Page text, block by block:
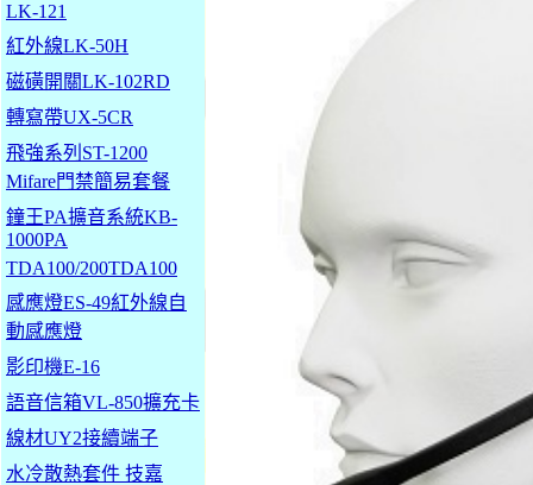
LK-121
紅外線LK-50H
磁磺開關LK-102RD
轉寫帶UX-5CR
飛強系列ST-1200
Mifare門禁簡易套餐
鐘王PA擴音系統KB-
1000PA
TDA100/200TDA100
感應燈ES-49紅外線自
動感應燈
影印機E-16
語音信箱VL-850擴充卡
線材UY2接續端子
水冷散熱套件 技嘉